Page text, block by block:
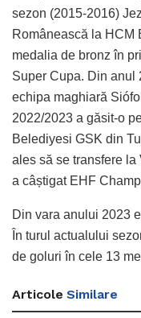
sezon (2015-2016)
Românească la HCM
medalia de bronz în
Super Cupa. Din anul
echipa maghiară
2022/2023 a găsit-o
Belediyesi GSK din
ales să se transfere
a câștigat EHF
Din vara anului 2023
În turul actualului
de goluri în cele 13
Articole Similare